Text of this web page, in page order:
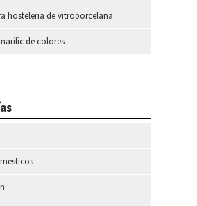
hosteleria de vitroporcelana
de colores